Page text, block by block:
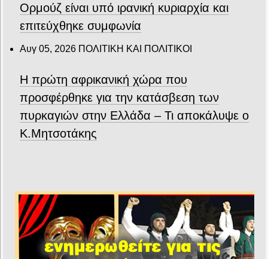
Ορμούζ είναι υπό ιρανική κυριαρχία και
επιτεύχθηκε συμφωνία
Αυγ 05, 2026 ΠΟΛΙΤΙΚΗ ΚΑΙ ΠΟΛΙΤΙΚΟΙ
Η πρώτη αφρικανική χώρα που
προσφέρθηκε για την κατάσβεση των
πυρκαγιών στην Ελλάδα – Τι αποκάλυψε ο
Κ.Μητσοτάκης